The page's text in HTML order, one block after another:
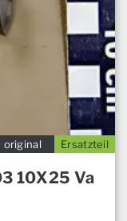
Ersatzteil
original
10X25 Va